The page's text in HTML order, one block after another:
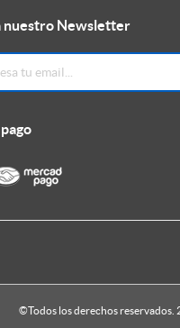
nuestro Newsletter
©Todos los derechos reservados.